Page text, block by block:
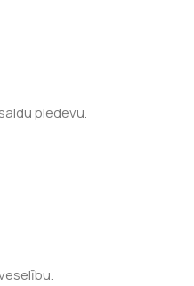
piedevu.